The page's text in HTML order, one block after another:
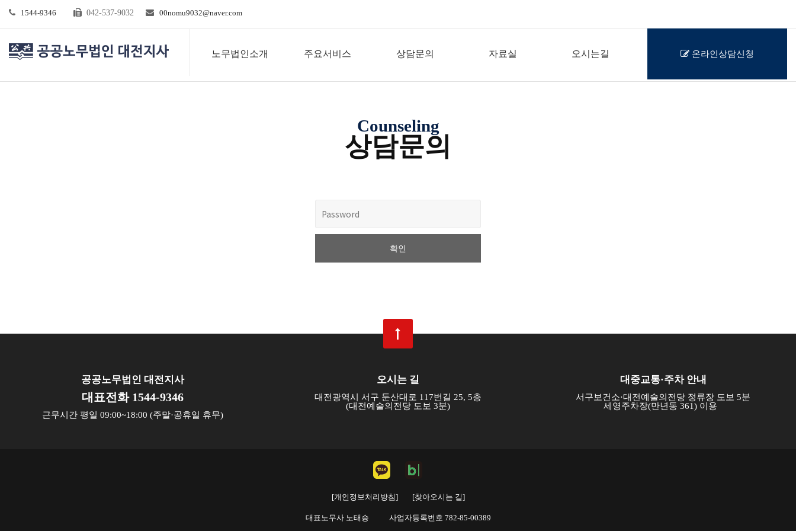
1544-9346 042-537-9032 00nomu9032@naver.com
온라인상담신청
노무법인소개 주요서비스 상담문의 자료실 오시는길
Counseling
상담문의
확인
공공노무법인 대전지사
대표전화 1544-9346
근무시간 평일 09:00~18:00 (주말·공휴일 휴무)
오시는 길
대전광역시 서구 둔산대로 117번길 25, 5층
(대전예술의전당 도보 3분)
대중교통·주차 안내
서구보건소·대전예술의전당 정류장 도보 5분
세영주차장(만년동 361) 이용
[개인정보처리방침] [찾아오시는 길]
대표노무사 노태승 사업자등록번호 782-85-00389